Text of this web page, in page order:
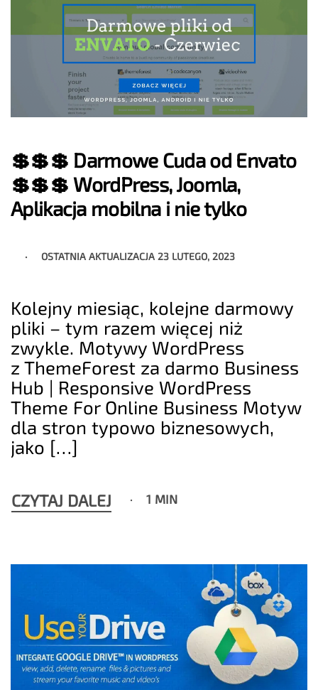
💲💲💲 Darmowe Cuda od Envato
💲💲💲 WordPress, Joomla,
Aplikacja mobilna i nie tylko
OSTATNIA AKTUALIZACJA 23 LUTEGO, 2023
Kolejny miesiąc, kolejne darmowy
pliki – tym razem więcej niż
zwykle. Motywy WordPress
z ThemeForest za darmo Business
Hub | Responsive WordPress
Theme For Online Business Motyw
dla stron typowo biznesowych,
jako […]
CZYTAJ DALEJ 1 MIN